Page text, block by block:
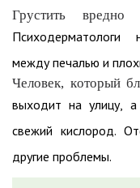
Грустить
Психодерматологи
между печалью и
Человек, который
выходит на улицу,
свежий кислород.
другие проблемы.